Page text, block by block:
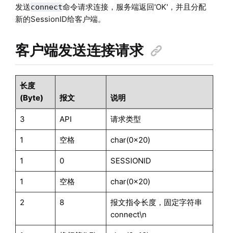
发送connect命令请求连接，服务端返回'OK'，并且分配
新的SessionID给客户端。
客户端发送连接请求
长度
(Byte)
报文 说明
3 API 请求类型
1 空格 char(0x20)
1 0 SESSIONID
1 空格 char(0x20)
2 8
报文指令长度，固定字符串
connect\n